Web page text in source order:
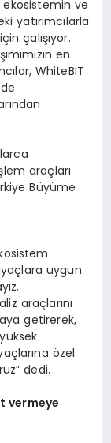
ekosistemin ve
yatırımcılarla
çalışıyor.
en
WhiteBIT
araçları
Büyüme
uygun
araçlarını
getirerek,
özel
dedi.
vermeye